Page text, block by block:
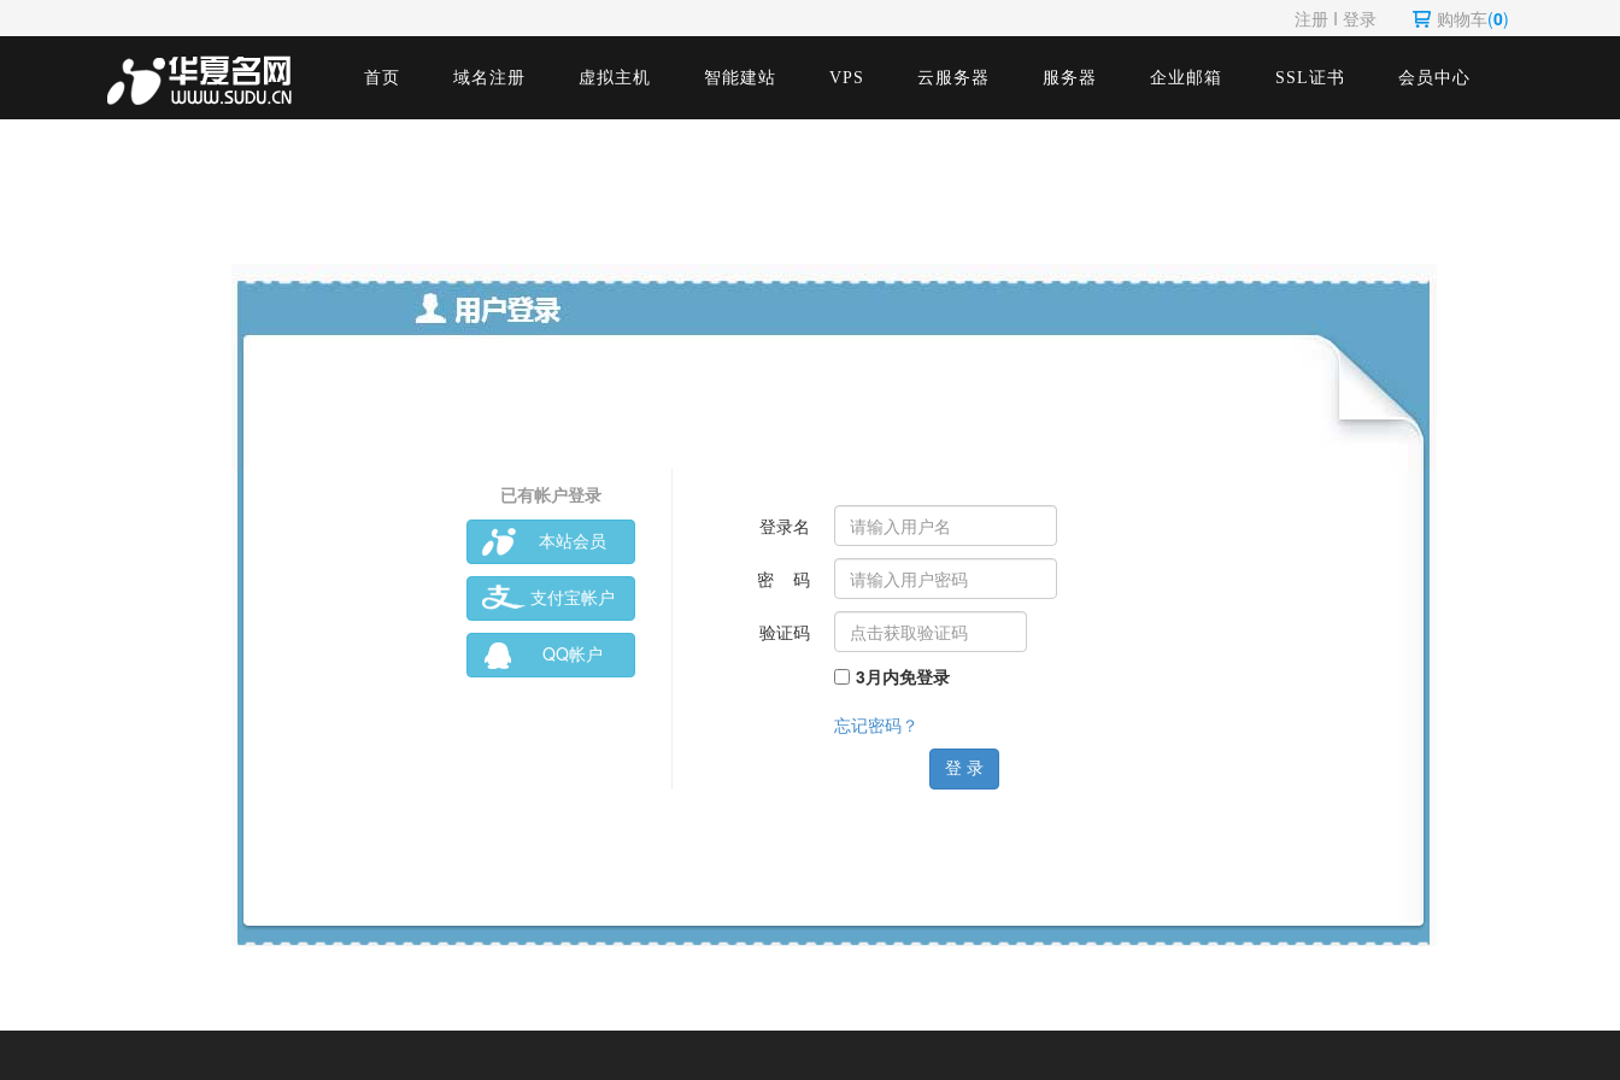
注册 Ι 登录 购物车(0)
首页 域名注册 虚拟主机 智能建站 VPS 云服务器 服务器 企业邮箱 SSL证书 会员中心
已有帐户登录
本站会员
支付宝帐户
QQ帐户
登录名
密 码
验证码
3月内免登录
忘记密码？